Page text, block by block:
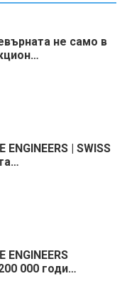
не само в
ENGINEERS | SWISS
ENGINEERS
000 годи…